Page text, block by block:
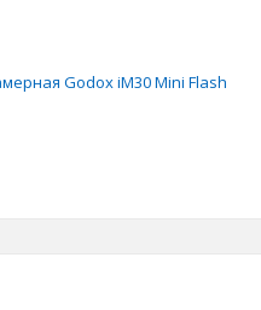
Godox iM30 Mini Flash